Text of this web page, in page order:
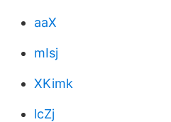
aaX
mIsj
XKimk
lcZj